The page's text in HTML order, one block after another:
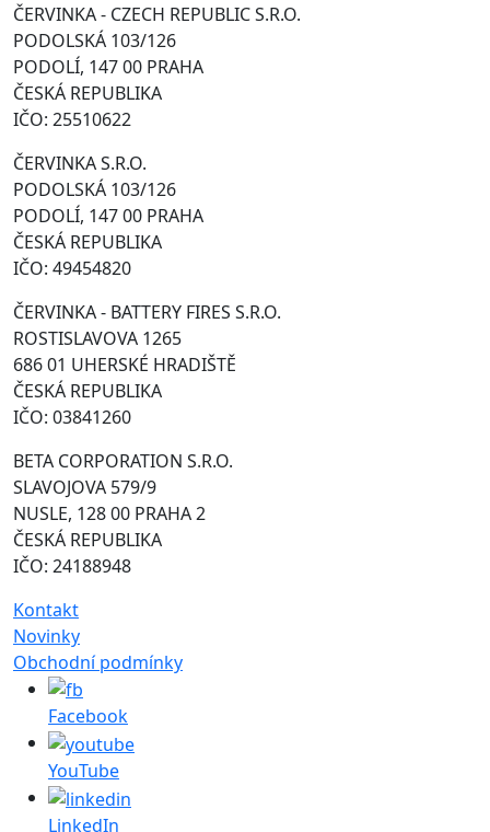
ČERVINKA - CZECH REPUBLIC S.R.O.
PODOLSKÁ 103/126
PODOLÍ, 147 00 PRAHA
ČESKÁ REPUBLIKA
IČO: 25510622
ČERVINKA S.R.O.
PODOLSKÁ 103/126
PODOLÍ, 147 00 PRAHA
ČESKÁ REPUBLIKA
IČO: 49454820
ČERVINKA - BATTERY FIRES S.R.O.
ROSTISLAVOVA 1265
686 01 UHERSKÉ HRADIŠTĚ
ČESKÁ REPUBLIKA
IČO: 03841260
BETA CORPORATION S.R.O.
SLAVOJOVA 579/9
NUSLE, 128 00 PRAHA 2
ČESKÁ REPUBLIKA
IČO: 24188948
Kontakt
Novinky
Obchodní podmínky
Facebook
YouTube
LinkedIn